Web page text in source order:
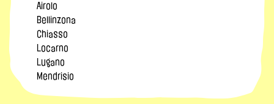
Airolo
Bellinzona
Chiasso
Locarno
Lugano
Mendrisio